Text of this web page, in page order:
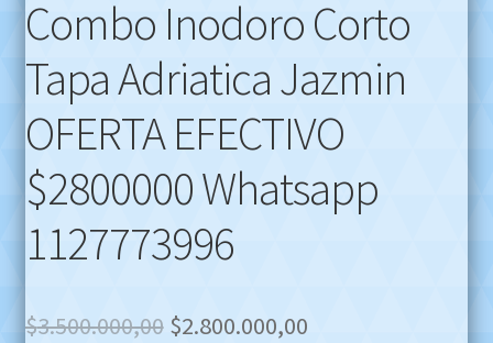
Combo Inodoro Corto
Tapa Adriatica Jazmin
OFERTA EFECTIVO
$2800000 Whatsapp
1127773996
$3.500.000,00 Original
$2.800.000,00Current